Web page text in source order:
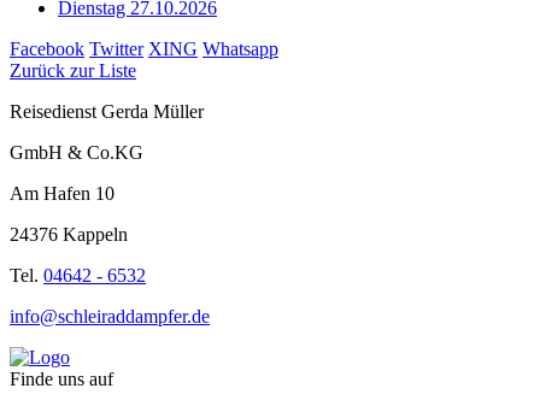
Dienstag 27.10.2026
Facebook Twitter XING Whatsapp
Zurück zur Liste
Reisedienst Gerda Müller
GmbH & Co.KG
Am Hafen 10
24376 Kappeln
Tel. 04642 - 6532
info@schleiraddampfer.de
Finde uns auf